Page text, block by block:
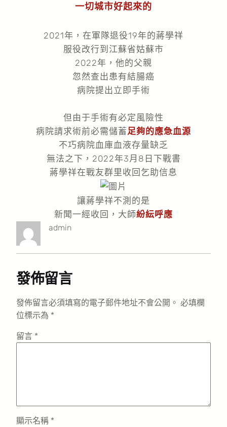
一切城市好起來的
2021年，在軍隊退役19年的蔣學祥
服役改行到江蘇省姑蘇市
2022年，他的父親
忽然查出患有結腸癌
病院提出立即手術
但由于手術有必定風險性
病院請求術前必需儲蓄 足夠的應急血源
不巧病院血庫血液存量缺乏
無法之下，2022年3月8日下戰書
蔣學祥在戰友群里收回乞助信息
讓蔣學祥不測的是
新聞一經收回，大師紛紜呼應
admin
發佈留言
發佈留言必須填寫的電子郵件地址不會公開。 必填欄
位標示為 *
留言 *
顯示名稱 *